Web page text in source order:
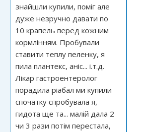
знайшли купили, поміг але
дуже незручно давати по
10 крапель перед кожним
кормлінням. Пробували
ставити теплу пеленку, я
пила плантекс, аніс... і.т.д.
Лікар гастроентеролог
порадила ріабал ми купили
спочатку спробувала я,
гидота ще та... малій дала 2
чи 3 рази потім перестала,